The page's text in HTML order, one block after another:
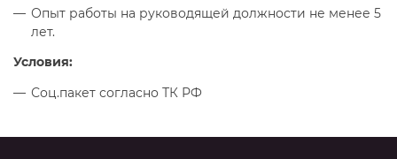
Опыт работы на руководящей должности не менее 5
лет.
Условия:
Соц.пакет согласно ТК РФ